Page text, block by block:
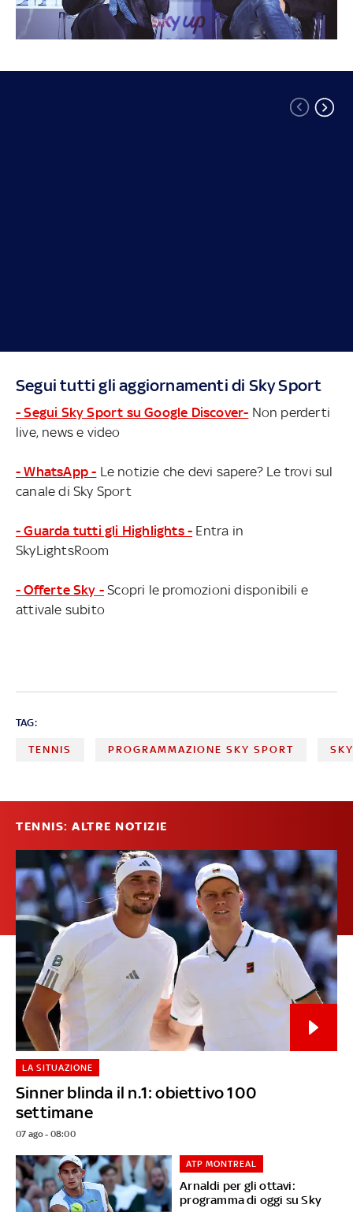
Segui tutti gli aggiornamenti di Sky Sport
- Segui Sky Sport su Google Discover- Non perderti
live, news e video
- WhatsApp - Le notizie che devi sapere? Le trovi sul
canale di Sky Sport
- Guarda tutti gli Highlights - Entra in
SkyLightsRoom
- Offerte Sky - Scopri le promozioni disponibili e
attivale subito
TAG:
TENNIS PROGRAMMAZIONE SKY SPORT
TENNIS: ALTRE NOTIZIE
Sinner blinda il n.1: obiettivo 100
settimane
LA SITUAZIONE
07 ago - 08:00
Arnaldi per gli ottavi:
programma di oggi su Sky
ATP MONTREAL